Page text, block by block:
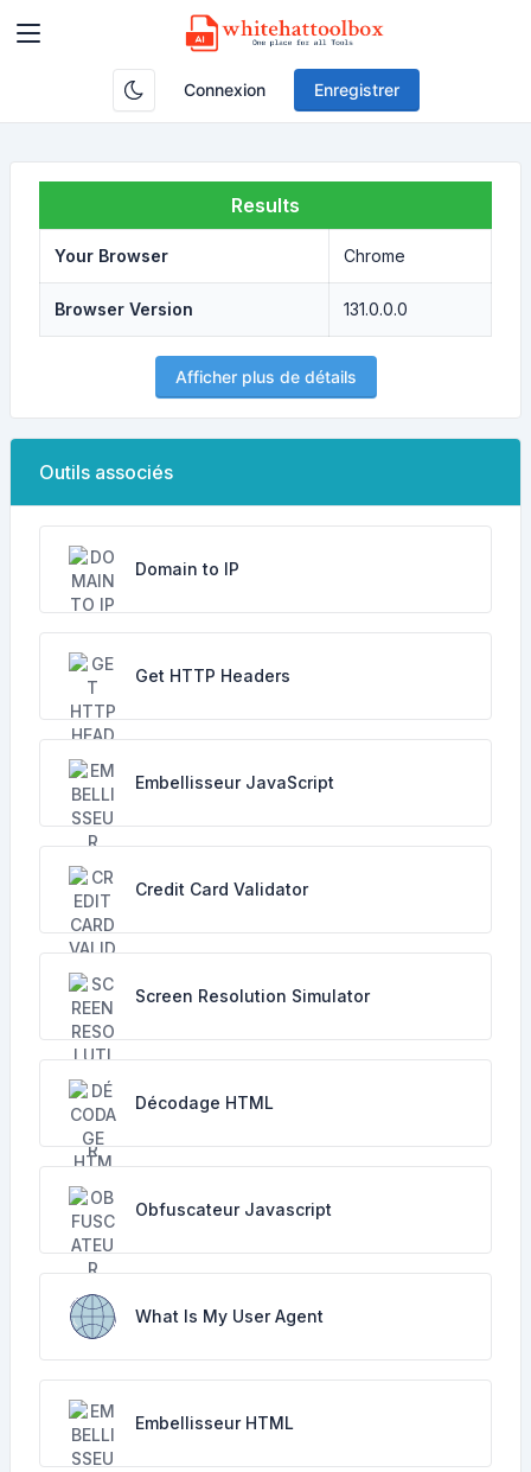
Connexion Enregistrer
Results
Your Browser Chrome
Browser Version 131.0.0.0
Afficher plus de détails
Outils associés
Domain to IP
Get HTTP Headers
Embellisseur JavaScript
Credit Card Validator
Screen Resolution Simulator
Décodage HTML
Obfuscateur Javascript
What Is My User Agent
Embellisseur HTML